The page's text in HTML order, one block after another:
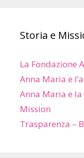
Storia e
La Fondazione
Anna Maria e
Anna Maria e
Mission
Trasparenza –